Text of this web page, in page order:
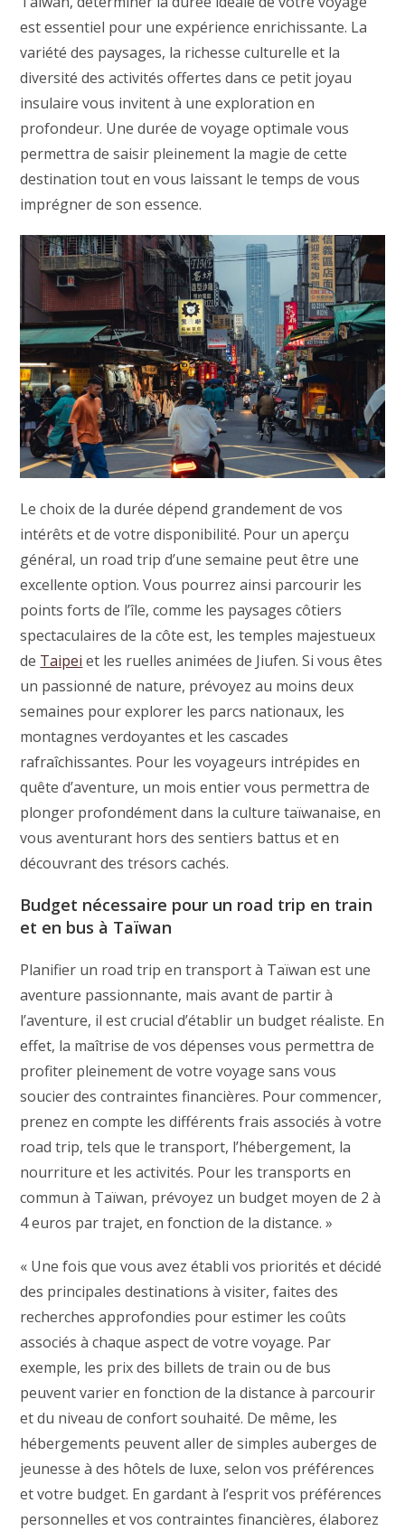
est essentiel pour une expérience enrichissante. La
variété des paysages, la richesse culturelle et la
diversité des activités offertes dans ce petit joyau
insulaire vous invitent à une exploration en
profondeur. Une durée de voyage optimale vous
permettra de saisir pleinement la magie de cette
destination tout en vous laissant le temps de vous
imprégner de son essence.
Le choix de la durée dépend grandement de vos
intérêts et de votre disponibilité. Pour un aperçu
général, un road trip d’une semaine peut être une
excellente option. Vous pourrez ainsi parcourir les
points forts de l’île, comme les paysages côtiers
spectaculaires de la côte est, les temples majestueux
de Taipei et les ruelles animées de Jiufen. Si vous êtes
un passionné de nature, prévoyez au moins deux
semaines pour explorer les parcs nationaux, les
montagnes verdoyantes et les cascades
rafraîchissantes. Pour les voyageurs intrépides en
quête d’aventure, un mois entier vous permettra de
plonger profondément dans la culture taïwanaise, en
vous aventurant hors des sentiers battus et en
découvrant des trésors cachés.
Budget nécessaire pour un road trip en train
et en bus à Taïwan
Planifier un road trip en transport à Taïwan est une
aventure passionnante, mais avant de partir à
l’aventure, il est crucial d’établir un budget réaliste. En
effet, la maîtrise de vos dépenses vous permettra de
profiter pleinement de votre voyage sans vous
soucier des contraintes financières. Pour commencer,
prenez en compte les différents frais associés à votre
road trip, tels que le transport, l’hébergement, la
nourriture et les activités. Pour les transports en
commun à Taïwan, prévoyez un budget moyen de 2 à
4 euros par trajet, en fonction de la distance. »
« Une fois que vous avez établi vos priorités et décidé
des principales destinations à visiter, faites des
recherches approfondies pour estimer les coûts
associés à chaque aspect de votre voyage. Par
exemple, les prix des billets de train ou de bus
peuvent varier en fonction de la distance à parcourir
et du niveau de confort souhaité. De même, les
hébergements peuvent aller de simples auberges de
jeunesse à des hôtels de luxe, selon vos préférences
et votre budget. En gardant à l’esprit vos préférences
personnelles et vos contraintes financières, élaborez